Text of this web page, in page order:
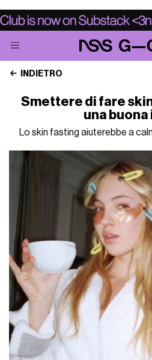
INDIETRO
Smettere di fare
una buona
Lo skin fasting aiuterebbe a